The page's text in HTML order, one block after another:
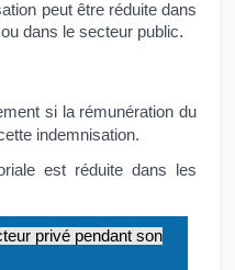
peut être réduite dans
dans le secteur public.
si la rémunération du
indemnisation.
est réduite dans les
privé pendant son